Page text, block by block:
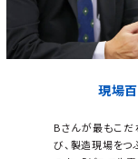
現場
Bさんが最もこだ
び、製造現場をつ